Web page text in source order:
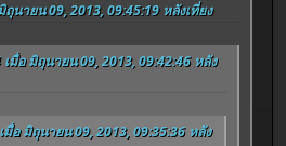
ถุนายน 09, 2013, 09:45:19 หลังเที่ยง
มื่อ มิถุนายน 09, 2013, 09:42:46 หลัง
มื่อ มิถุนายน 09, 2013, 09:35:36 หลัง